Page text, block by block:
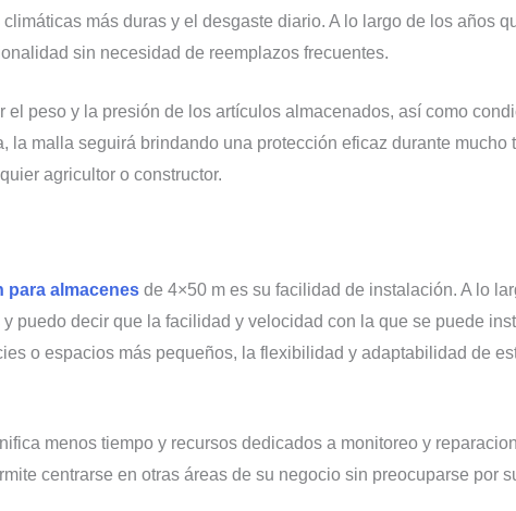
más duras y el desgaste diario. A lo largo de los años
sin necesidad de reemplazos frecuentes.
el peso y la presión de los artículos almacenados, así como
la malla seguirá brindando una protección eficaz durante mucho
agricultor o constructor.
para almacenesde 4×50 m es su facilidad de instalación. A lo
puedo decir que la facilidad y velocidad con la que se puede
o espacios más pequeños, la flexibilidad y adaptabilidad de
menos tiempo y recursos dedicados a monitoreo y
centrarse en otras áreas de su negocio sin preocuparse por